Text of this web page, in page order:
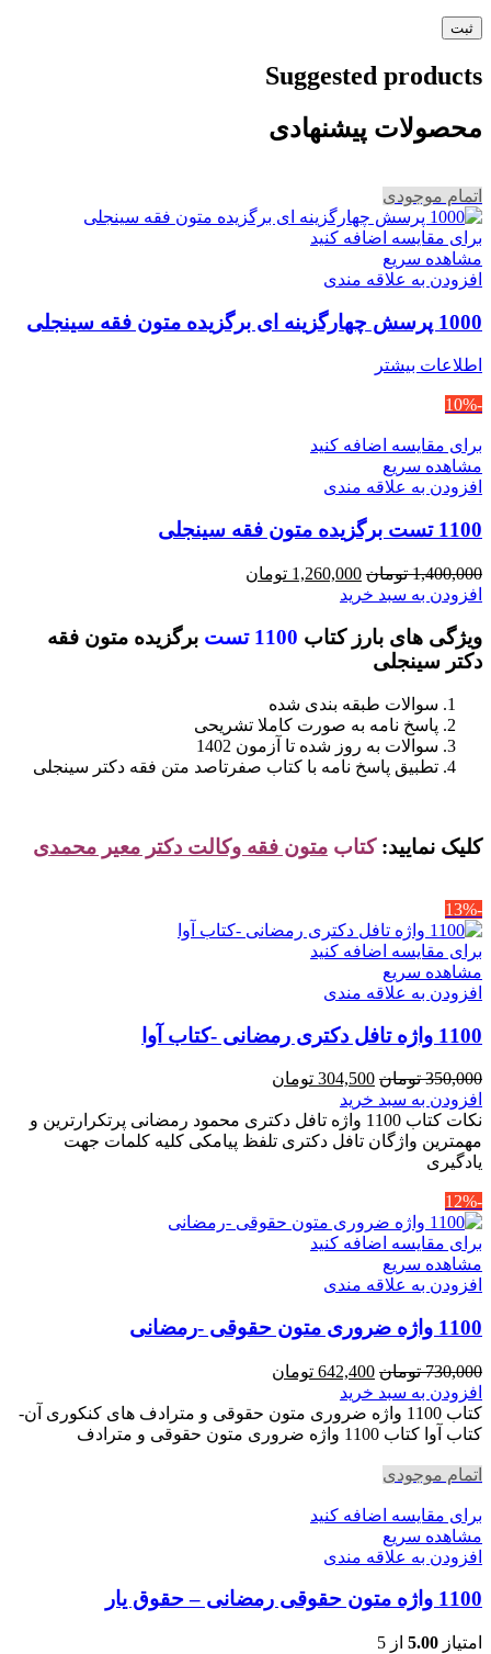
Suggested products
محصولات پیشنهادی
اتمام موجودی
برای مقایسه اضافه کنید
مشاهده سریع
افزودن به علاقه مندی
1000 پرسش چهارگزینه ای برگزیده متون فقه سینجلی
اطلاعات بیشتر
-10%
برای مقایسه اضافه کنید
مشاهده سریع
افزودن به علاقه مندی
1100 تست برگزیده متون فقه سینجلی
1,400,000 تومان قیمت
اصلی
بود.
1,260,000 تومان
است.
افزودن به سبد خرید
ویژگی های بارز کتاب 1100 تست
برگزیده متون فقه
دکتر سینجلی
سوالات طبقه بندی شده
پاسخ نامه به صورت کاملا تشریحی
سوالات به روز شده تا آزمون 1402
تطبیق پاسخ نامه با کتاب صفرتاصد متن فقه دکتر سینجلی
کلیک نمایید: کتاب متون فقه وکالت دکتر معیر محمدی
-13%
برای مقایسه اضافه کنید
مشاهده سریع
افزودن به علاقه مندی
1100 واژه تافل دکتری رمضانی -کتاب آوا
350,000 تومان قیمت
اصلی
350,000 تومان
بود.
304,500 تومان
304,500 تومان
است.
افزودن به سبد خرید
نکات کتاب 1100 واژه تافل دکتری محمود رمضانی پرتکرارترین و
مهمترین واژگان تافل دکتری تلفظ پیامکی کلیه کلمات جهت
یادگیری
-12%
برای مقایسه اضافه کنید
مشاهده سریع
افزودن به علاقه مندی
1100 واژه ضروری متون حقوقی -رمضانی
730,000 تومان قیمت
اصلی
730,000 تومان
بود.
642,400 تومان
642,400 تومان
است.
افزودن به سبد خرید
کتاب 1100 واژه ضروری متون حقوقی و مترادف های کنکوری آن-
کتاب آوا کتاب 1100 واژه ضروری متون حقوقی و مترادف
اتمام موجودی
برای مقایسه اضافه کنید
مشاهده سریع
افزودن به علاقه مندی
1100 واژه متون حقوقی رمضانی – حقوق یار
امتیاز 5.00 از 5